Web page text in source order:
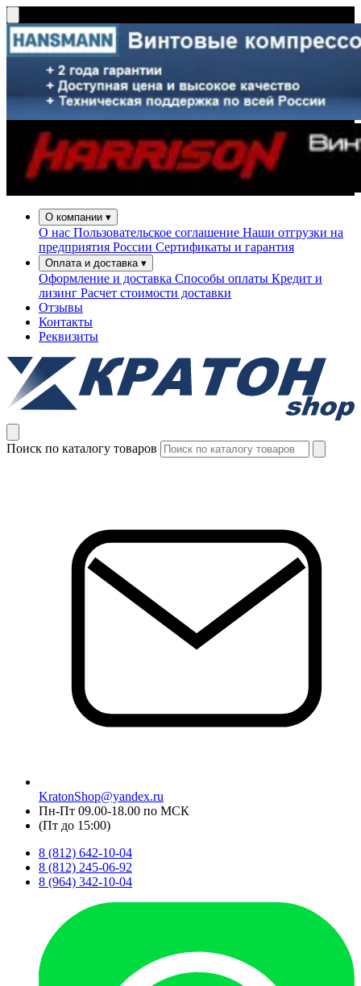
О компании ▾
О нас Пользовательское соглашение Наши отгрузки на
предприятия России Сертификаты и гарантия
Оплата и доставка ▾
Оформление и доставка Способы оплаты Кредит и
лизинг Расчет стоимости доставки
Отзывы
Контакты
Реквизиты
Поиск по каталогу товаров
KratonShop@yandex.ru
Пн-Пт 09.00-18.00 по МСК
(Пт до 15:00)
8 (812) 642-10-04
8 (812) 245-06-92
8 (964) 342-10-04